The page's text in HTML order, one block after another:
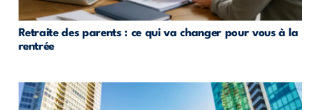
Retraite des parents : ce qui va changer pour vous à la
rentrée